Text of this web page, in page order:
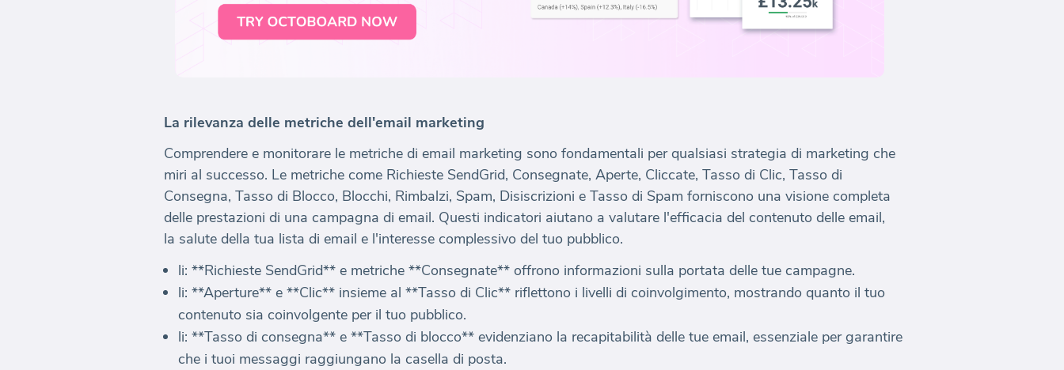
La rilevanza delle metriche dell'email marketing
Comprendere e monitorare le metriche di email marketing sono fondamentali per qualsiasi strategia di marketing che
miri al successo. Le metriche come Richieste SendGrid, Consegnate, Aperte, Cliccate, Tasso di Clic, Tasso di
Consegna, Tasso di Blocco, Blocchi, Rimbalzi, Spam, Disiscrizioni e Tasso di Spam forniscono una visione completa
delle prestazioni di una campagna di email. Questi indicatori aiutano a valutare l'efficacia del contenuto delle email,
la salute della tua lista di email e l'interesse complessivo del tuo pubblico.
li: **Richieste SendGrid** e metriche **Consegnate** offrono informazioni sulla portata delle tue campagne.
li: **Aperture** e **Clic** insieme al **Tasso di Clic** riflettono i livelli di coinvolgimento, mostrando quanto il tuo
contenuto sia coinvolgente per il tuo pubblico.
li: **Tasso di consegna** e **Tasso di blocco** evidenziano la recapitabilità delle tue email, essenziale per garantire
che i tuoi messaggi raggiungano la casella di posta.